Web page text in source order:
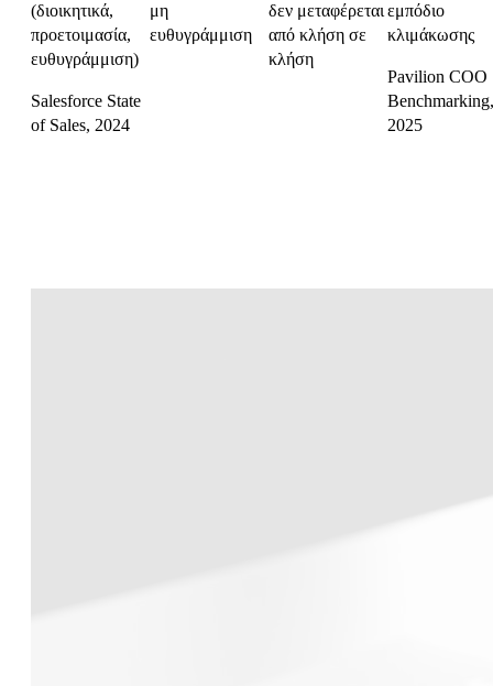
(διοικητικά,
προετοιμασία,
ευθυγράμμιση)
Salesforce State
of Sales, 2024
μη
ευθυγράμμιση
δεν μεταφέρεται
από κλήση σε
κλήση
εμπόδιο
κλιμάκωσης
Pavilion COO
Benchmarking,
2025